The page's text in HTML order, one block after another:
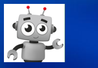
Перейти
содержимому